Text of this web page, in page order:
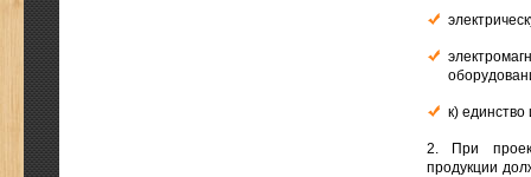
к)
2. При
продукции